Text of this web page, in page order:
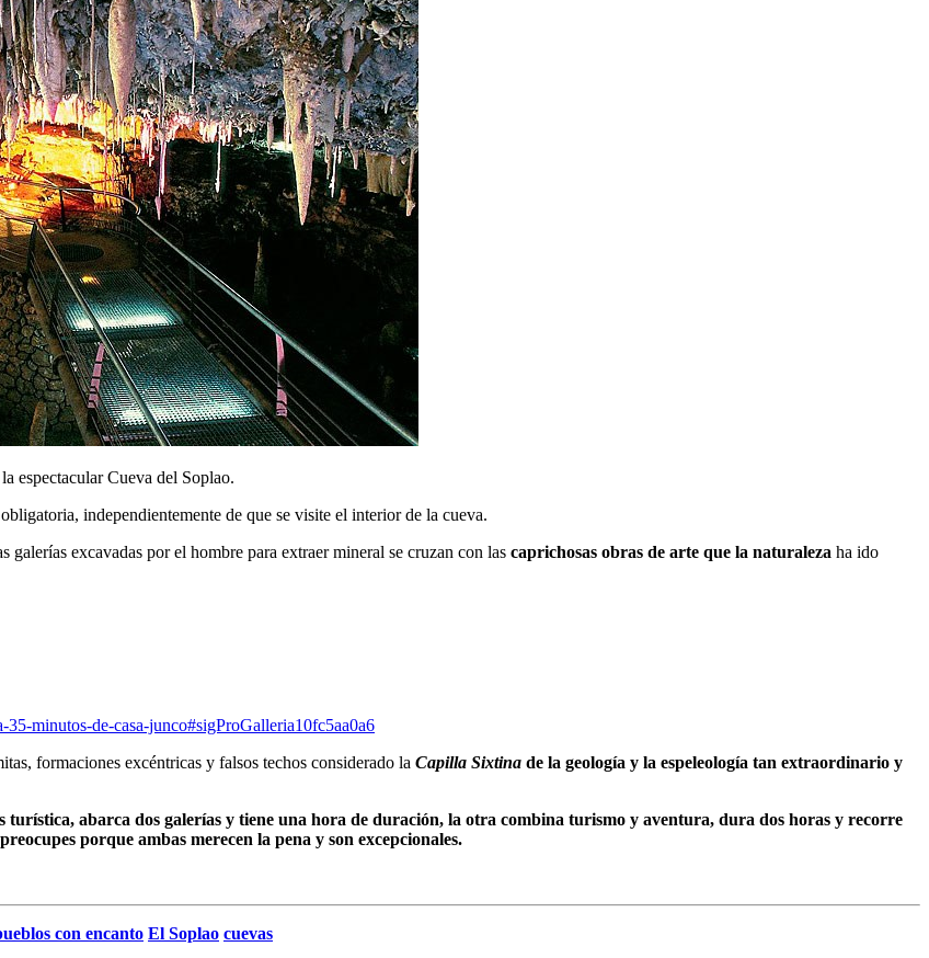
espectacular Cueva del Soplao.
independientemente de que se visite el interior de la cueva.
galerías excavadas por el hombre para extraer mineral se cruzan con las caprichosas obras de arte que la naturaleza ha ido
minutos-de-casa-junco#sigProGalleria10fc5aa0a6
formaciones excéntricas y falsos techos considerado la Capilla Sixtina de la geología y la espeleología tan extraordinario y
turística, abarca dos galerías y tiene una hora de duración, la otra combina turismo y aventura, dura dos horas y recorre
porque ambas merecen la pena y son excepcionales.
con encanto El Soplao cuevas